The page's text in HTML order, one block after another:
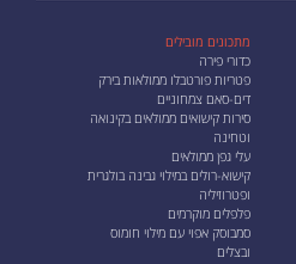
מתכונים מובילים
כדורי פירה
פטריות פורטבלו ממולאות בירק
דים-סאם צמחוניים
סירות קישואים ממולאים בקינואה
וטחינה
עלי גפן ממולאים
קישוא-רולים במילוי גבינה בולגרית
ופטרוזיליה
פלפלים מוקרמים
סמבוסק אפוי עם מילוי חומוס
ובצלים